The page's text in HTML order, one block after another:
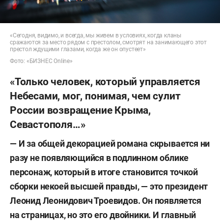
«Сегодня, видимо, и всегда, мы живем в условиях, когда кланы
сражаются за место рядом с престолом, смотрят на занимающего этот
престол ждущими глазами, когда же он опустеет»
Фото: «БИЗНЕС Online»
«Только человек, который управляется
Небесами, мог, понимая, чем сулит
России возвращение Крыма,
Севастополя…»
— И за общей декорацией романа скрывается ни
разу не появляющийся в подлинном облике
персонаж, который в итоге становится точкой
сборки некоей высшей правды, — это президент
Леонид Леонидович Троевидов.Он появляется
на страницах, но это его двойники. И главный